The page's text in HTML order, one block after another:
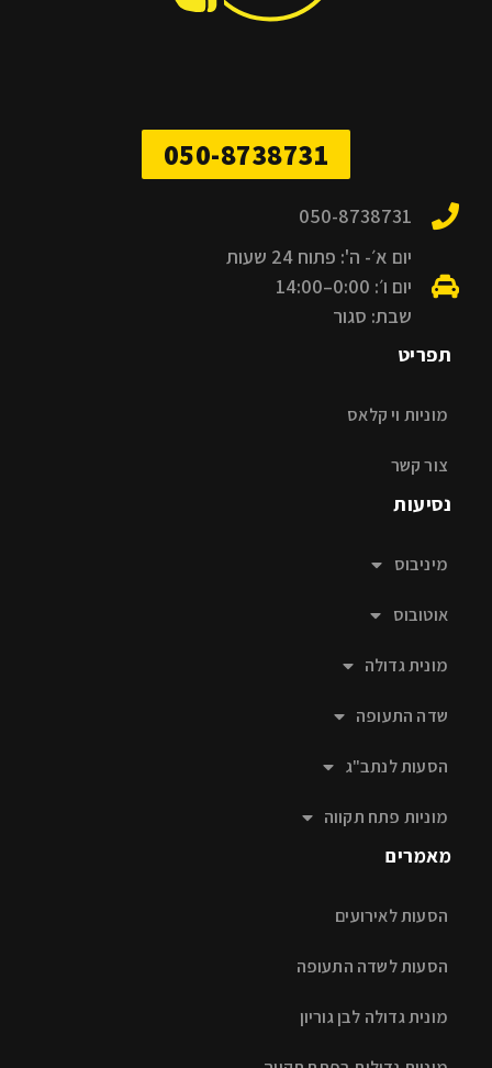
050-8738731
050-8738731
יום א׳- ה': פתוח 24 שעות
יום ו׳: 0:00–14:00
שבת: סגור
תפריט
מוניות וי קלאס
צור קשר
נסיעות
מיניבוס
אוטובוס
מונית גדולה
שדה התעופה
הסעות לנתב"ג
מוניות פתח תקווה
מאמרים
הסעות לאירועים
הסעות לשדה התעופה
מונית גדולה לבן גוריון